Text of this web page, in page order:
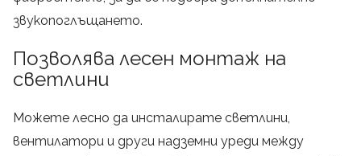
звукопоглъщането.
Позволява лесен монтаж на
светлини
Можете лесно да инсталирате светлини,
вентилатори и други надземни уреди между